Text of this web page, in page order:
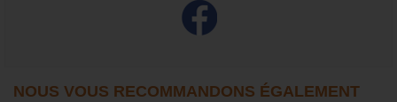
NOUS VOUS RECOMMANDONS ÉGALEMENT